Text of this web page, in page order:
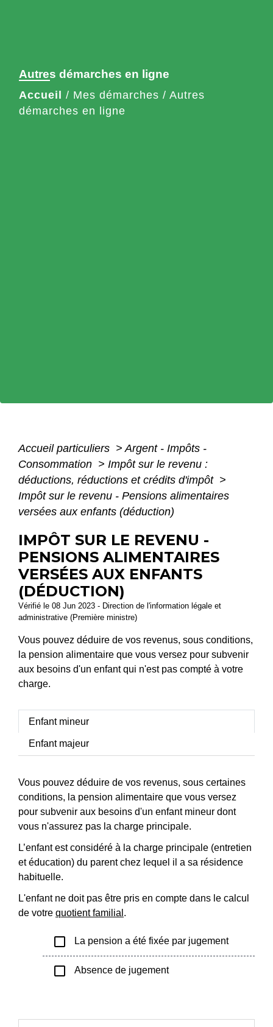
Autres démarches en ligne
Accueil / Mes démarches / Autres
démarches en ligne
Accueil particuliers > Argent - Impôts -
Consommation > Impôt sur le revenu :
déductions, réductions et crédits d'impôt >
Impôt sur le revenu - Pensions alimentaires
versées aux enfants (déduction)
IMPÔT SUR LE REVENU -
PENSIONS ALIMENTAIRES
VERSÉES AUX ENFANTS
(DÉDUCTION)
Vérifié le 08 Jun 2023 - Direction de l'information légale et
administrative (Première ministre)
Vous pouvez déduire de vos revenus, sous conditions,
la pension alimentaire que vous versez pour subvenir
aux besoins d'un enfant qui n'est pas compté à votre
charge.
Enfant mineur
Enfant majeur
Vous pouvez déduire de vos revenus, sous certaines
conditions, la pension alimentaire que vous versez
pour subvenir aux besoins d'un enfant mineur dont
vous n'assurez pas la charge principale.
L’enfant est considéré à la charge principale (entretien
et éducation) du parent chez lequel il a sa résidence
habituelle.
L'enfant ne doit pas être pris en compte dans le calcul
de votre quotient familial .
check_box_outline_blank La pension a été fixée par jugement
check_box_outline_blank Absence de jugement